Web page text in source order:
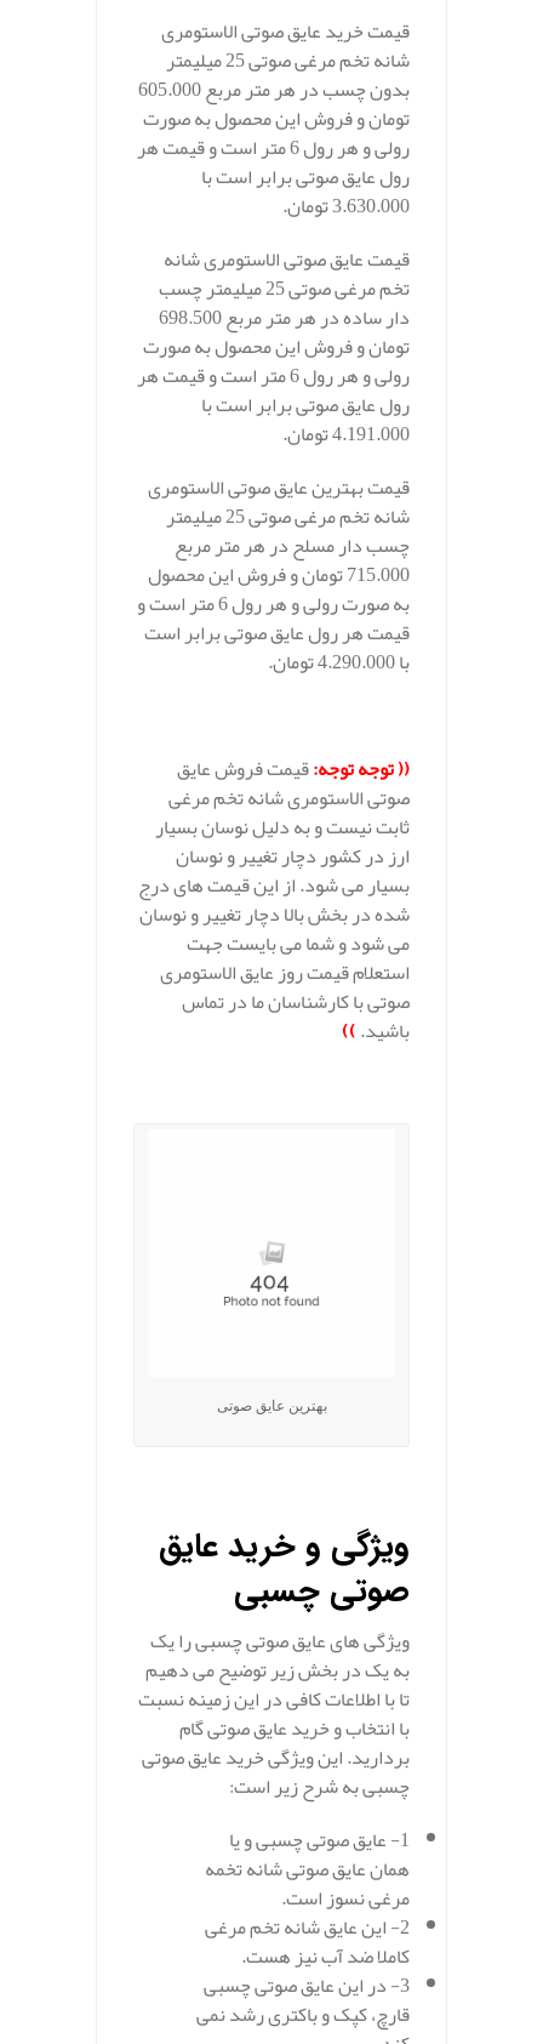
قیمت خرید عایق صوتی الاستومری
شانه تخم مرغی صوتی 25 میلیمتر
بدون چسب در هر متر مربع 605.000
تومان و فروش این محصول به صورت
رولی و هر رول 6 متر است و قیمت هر
رول عایق صوتی برابر است با
3.630.000 تومان.
قیمت عایق صوتی الاستومری شانه
تخم مرغی صوتی 25 میلیمتر چسب
دار ساده در هر متر مربع 698.500
تومان و فروش این محصول به صورت
رولی و هر رول 6 متر است و قیمت هر
رول عایق صوتی برابر است با
4.191.000 تومان.
قیمت بهترین عایق صوتی الاستومری
شانه تخم مرغی صوتی 25 میلیمتر
چسب دار مسلح در هر متر مربع
715.000 تومان و فروش این محصول
به صورت رولی و هر رول 6 متر است و
قیمت هر رول عایق صوتی برابر است
با 4.290.000 تومان.
((توجه توجه:قیمت فروش عایق
صوتی الاستومری شانه تخم مرغی
ثابت نیست و به دلیل نوسان بسیار
ارز در کشور دچار تغییر و نوسان
بسیار می شود. از این قیمت های درج
شده در بخش بالا دچار تغییر و نوسان
می شود و شما می بایست جهت
استعلام قیمت روز عایق الاستومری
صوتی با کارشناسان ما در تماس
باشید.))
بهترین عایق صوتی
ویژگی و خرید عایق
صوتی چسبی
ویژگی های عایق صوتی چسبی را یک
به یک در بخش زیر توضیح می دهیم
تا با اطلاعات کافی در این زمینه نسبت
با انتخاب و خرید عایق صوتی گام
بردارید. این ویژگی خرید عایق صوتی
چسبی به شرح زیر است:
1- عایق صوتی چسبی و یا
همان عایق صوتی شانه تخمه
مرغی نسوز است.
2- این عایق شانه تخم مرغی
کاملا ضد آب نیز هست.
3- در این عایق صوتی چسبی
قارچ، کپک و باکتری رشد نمی